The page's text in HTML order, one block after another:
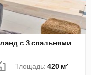
с 3 спальнями
Площадь:420 м²